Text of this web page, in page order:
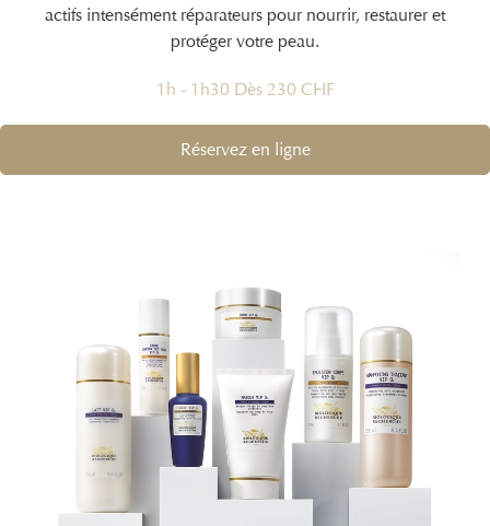
actifs intensément réparateurs pour nourrir, restaurer et
protéger votre peau.
1h - 1h30 Dès 230 CHF
Réservez en ligne